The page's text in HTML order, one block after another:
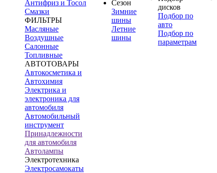
Антифриз и Тосол
Смазки
ФИЛЬТРЫ
Масляные
Воздушные
Салонные
Топливные
АВТОТОВАРЫ
Автокосметика и
Автохимия
Электрика и
электроника для
автомобиля
Автомобильный
инструмент
Принадлежности
для автомобиля
Автолампы
Электротехника
Электросамокаты
Сезон
Зимние
шины
Летние
шины
дисков
Подбор по
авто
Подбор по
параметрам